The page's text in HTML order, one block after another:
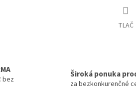
TLAČ
bez
Široká ponuka
za bezkonkurenčné